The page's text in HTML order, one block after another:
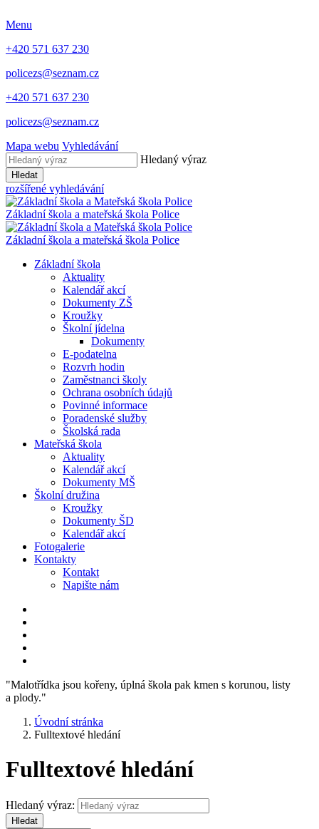
Menu
+420 571 637 230
policezs@seznam.cz
+420 571 637 230
policezs@seznam.cz
Mapa webu Vyhledávání
Hledaný výraz
Hledat
rozšířené vyhledávání
Základní škola a mateřská škola Police
Základní škola a mateřská škola Police
Základní škola
Aktuality
Kalendář akcí
Dokumenty ZŠ
Kroužky
Školní jídelna
Dokumenty
E-podatelna
Rozvrh hodin
Zaměstnanci školy
Ochrana osobních údajů
Povinné informace
Poradenské služby
Školská rada
Mateřská škola
Aktuality
Kalendář akcí
Dokumenty MŠ
Školní družina
Kroužky
Dokumenty ŠD
Kalendář akcí
Fotogalerie
Kontakty
Kontakt
Napište nám
"Malotřídka jsou kořeny, úplná škola pak kmen s korunou, listy
a plody."
Úvodní stránka
Fulltextové hledání
Fulltextové hledání
Hledaný výraz:
Hledat